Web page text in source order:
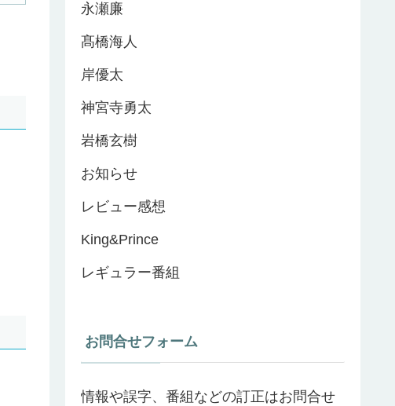
永瀬廉
髙橋海人
岸優太
神宮寺勇太
岩橋玄樹
お知らせ
レビュー感想
King&Prince
レギュラー番組
お問合せフォーム
情報や誤字、番組などの訂正はお問合せ